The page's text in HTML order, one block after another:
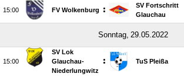
 FV Wolkenburg :
SV Fortschritt
Glauchau
 

SV Lok
Glauchau-
Niederlungwitz
: TuS Pleißa